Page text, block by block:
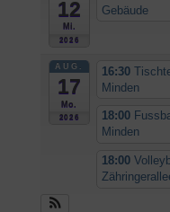
12
Mi.
2026
Gebäude
AUG.
17
Mo.
2026
16:30
Minden
18:00
Minden
18:00